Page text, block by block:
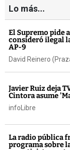
Lo más...
El Supremo pide
consideró ilegal
AP-9
David Reinero
Javier Ruiz deja
Cintora asume
infoLibre
La radio pública
programa sobre